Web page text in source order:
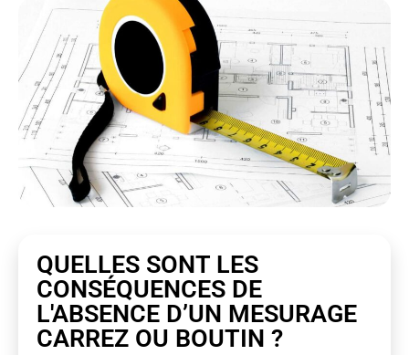
QUELLES SONT LES
CONSÉQUENCES DE
L'ABSENCE D’UN MESURAGE
CARREZ OU BOUTIN ?